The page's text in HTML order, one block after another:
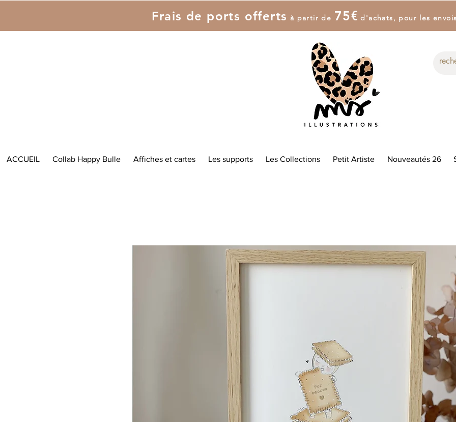
Frais de ports offerts à partir de 75€ d'achats, pour les
ACCUEIL Collab Happy Bulle Affiches et cartes Les supports Les Collections Petit Artiste Nouveautés 26